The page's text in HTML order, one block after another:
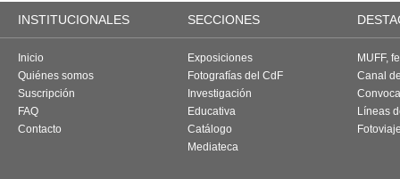
INSTITUCIONALES SECCIONES
Inicio
Quiénes somos
Suscripción
FAQ
Contacto
Exposiciones
Fotografías del CdF
Investigación
Educativa
Catálogo
Mediateca
MUFF,
Canal
Líneas